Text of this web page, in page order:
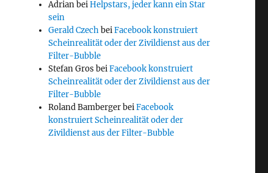
AdrianbeiHelpstars, jeder kann ein Star
sein
Gerald CzechbeiFacebook konstruiert
Scheinrealität oder der Zivildienst aus der
Filter-Bubble
Stefan Gros beiFacebook konstruiert
Scheinrealität oder der Zivildienst aus der
Filter-Bubble
Roland BambergerbeiFacebook
konstruiert Scheinrealität oder der
Zivildienst aus der Filter-Bubble